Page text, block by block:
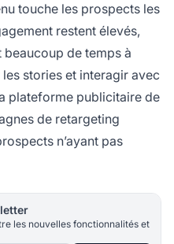
touche les prospects les
restent élevés,
de temps à
stories et interagir avec
plateforme publicitaire de
de retargeting
n’ayant pas
les nouvelles fonctionnalités et